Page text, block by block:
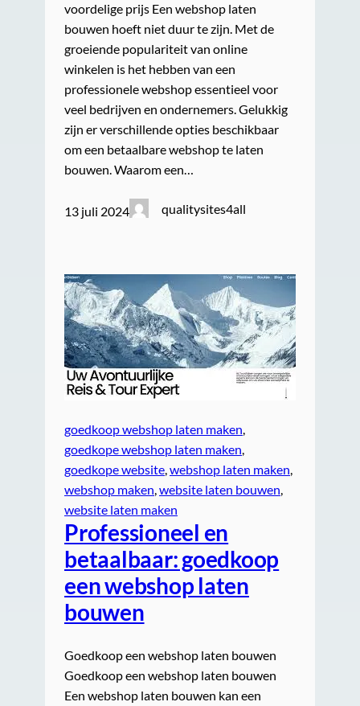
voordelige prijs Een webshop laten
bouwen hoeft niet duur te zijn. Met de
groeiende populariteit van online
winkelen is het hebben van een
professionele webshop essentieel voor
veel bedrijven en ondernemers. Gelukkig
zijn er verschillende opties beschikbaar
om een betaalbare webshop te laten
bouwen. Waarom een…
13 juli 2024 qualitysites4all
goedkoop webshop laten maken
goedkope webshop laten maken
goedkope website webshop laten maken
webshop maken website laten bouwen
website laten maken
Professioneel en
betaalbaar: goedkoop
een webshop laten
bouwen
Goedkoop een webshop laten bouwen
Goedkoop een webshop laten bouwen
Een webshop laten bouwen kan een